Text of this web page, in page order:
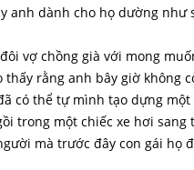
anh dành cho họ dường như
vợ chồng già với mong
thấy rằng anh bây giờ không
có thể tự mình tạo dựng một
trong một chiếc xe hơi sang
mà trước đây con gái họ